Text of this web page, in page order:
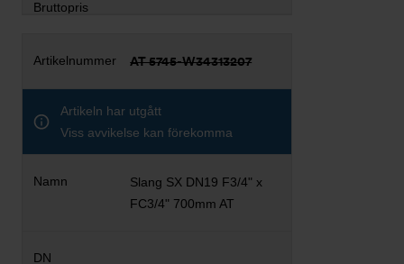
AT 5745-W34313207
Artikeln har utgått
Viss avvikelse kan förekomma
Slang SX DN19 F3/4" x
FC3/4" 700mm AT